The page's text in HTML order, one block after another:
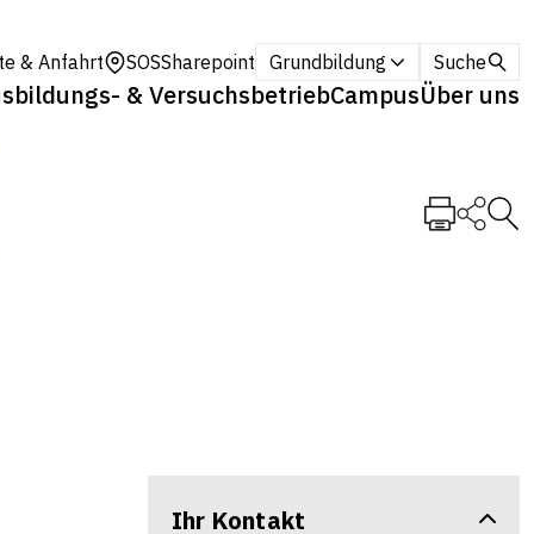
& Anfahrt SOSSharepoint Grundbildung Suche
& VersuchsbetriebCampusÜber uns
Ihr Kontakt